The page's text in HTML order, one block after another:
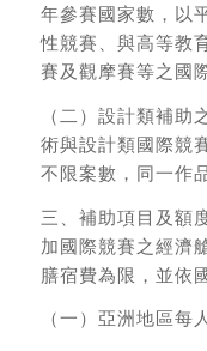
年參賽國家數，以
性競賽、與高等教
賽及觀摩賽等之國
（二）設計類補
術與設計類國際競
不限案數，同一作
三、補助項目及額
加國際競賽之經濟
膳宿費為限，並依
（一）亞洲地區每